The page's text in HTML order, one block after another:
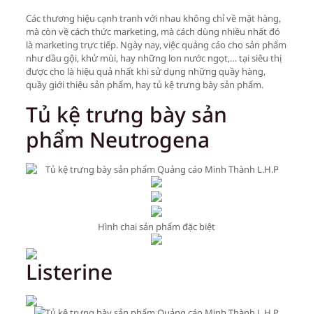
Các thương hiệu cạnh tranh với nhau không chỉ về mặt hàng,
mà còn về cách thức marketing, mà cách dùng nhiều nhất đó
là marketing trực tiếp. Ngày nay, việc quảng cáo cho sản phẩm
như dầu gội, khử mùi, hay những lon nước ngọt,… tại siêu thị
được cho là hiệu quả nhất khi sử dụng những quầy hàng,
quầy giới thiệu sản phẩm, hay tủ kệ trưng bày sản phẩm.
Tủ kệ trưng bày sản
phẩm Neutrogena
Hình chai sản phẩm đặc biệt
Listerine